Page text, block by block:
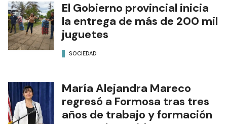
El Gobierno provincial inicia
la entrega de más de 200 mil
juguetes
SOCIEDAD
María Alejandra Mareco
regresó a Formosa tras tres
años de trabajo y formación